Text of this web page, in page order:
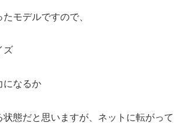
モデルですので、
ズ
になるか
状態だと思いますが、ネットに転がって